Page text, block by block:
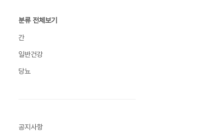
분류 전체보기
간
일반건강
당뇨
공지사항